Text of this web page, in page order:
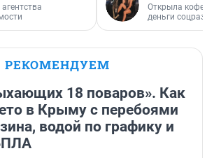
Открыла
деньги
РЕКОМЕНДУЕМ
18 поваров». Как
в Крыму с перебоями
водой по графику и